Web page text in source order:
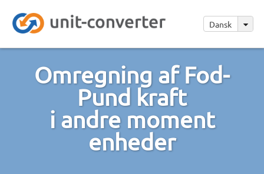
Dansk
Omregning af Fod-
Pund kraft
i andre moment
enheder